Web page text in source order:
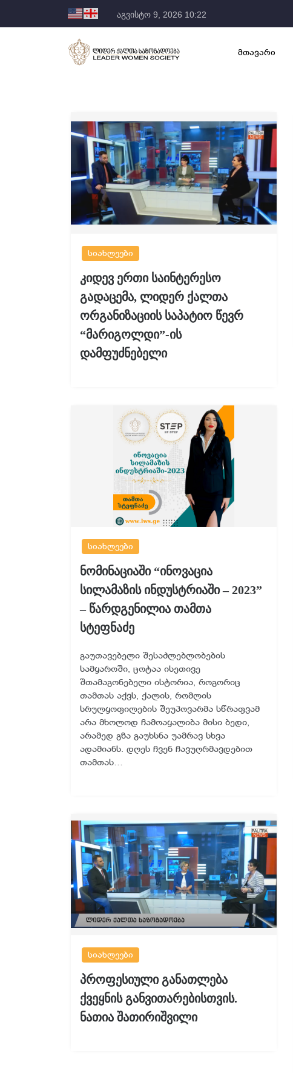
აგვისტო 9, 2026 10:22
მთავარი
სიახლეები
კიდევ ერთი საინტერესო
გადაცემა, ლიდერ ქალთა
ორგანიზაციის საპატიო წევრ
“მარიგოლდი”-ის
დამფუძნებელი
სიახლეები
ნომინაციაში “ინოვაცია
სილამაზის ინდუსტრიაში – 2023”
– წარდგენილია თამთა
სტეფნაძე
გაუთავებელი შესაძლებლობების
სამყაროში, ცოტაა ისეთივე
შთამაგონებელი ისტორია, როგორიც
თამთას აქვს, ქალის, რომლის
სრულყოფილების შეუპოვარმა სწრაფვამ
არა მხოლოდ ჩამოაყალიბა მისი ბედი,
არამედ გზა გაუხსნა უამრავ სხვა
ადამიანს. დღეს ჩვენ ჩავუღრმავდებით
თამთას…
სიახლეები
პროფესიული განათლება
ქვეყნის განვითარებისთვის.
ნათია შათირიშვილი